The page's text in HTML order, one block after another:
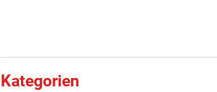
Kategorien